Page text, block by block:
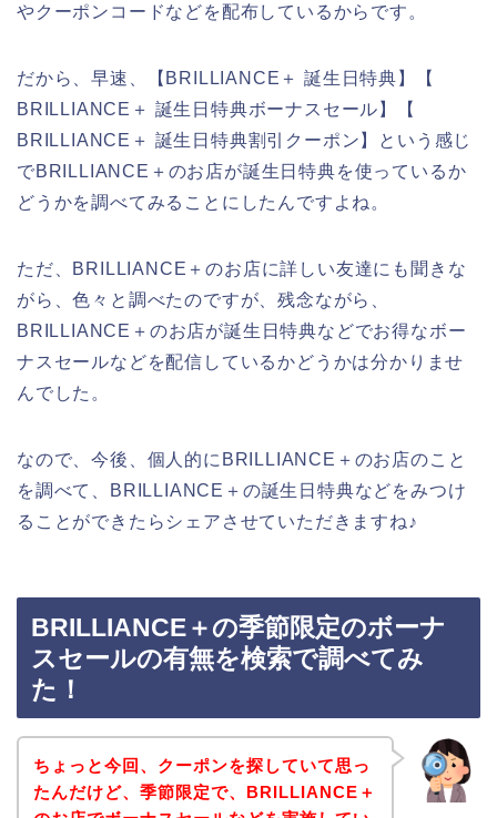
やクーポンコードなどを配布しているからです。
だから、早速、【BRILLIANCE＋ 誕生日特典】【
BRILLIANCE＋ 誕生日特典ボーナスセール】【
BRILLIANCE＋ 誕生日特典割引クーポン】という感じ
でBRILLIANCE＋のお店が誕生日特典を使っているか
どうかを調べてみることにしたんですよね。
ただ、BRILLIANCE＋のお店に詳しい友達にも聞きな
がら、色々と調べたのですが、残念ながら、
BRILLIANCE＋のお店が誕生日特典などでお得なボー
ナスセールなどを配信しているかどうかは分かりませ
んでした。
なので、今後、個人的にBRILLIANCE＋のお店のこと
を調べて、BRILLIANCE＋の誕生日特典などをみつけ
ることができたらシェアさせていただきますね♪
BRILLIANCE＋の季節限定のボーナ
スセールの有無を検索で調べてみ
た！
ちょっと今回、クーポンを探していて思っ
たんだけど、季節限定で、BRILLIANCE＋